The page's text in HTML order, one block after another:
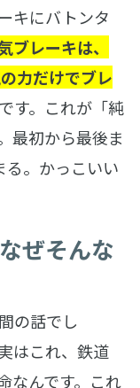
キにバトンタ
ブレーキは、
力だけでブレ
す。これが「純
最初から最後ま
る。かっこいい
ぜそんな
の話でし
はこれ、鉄道
なんです。これ